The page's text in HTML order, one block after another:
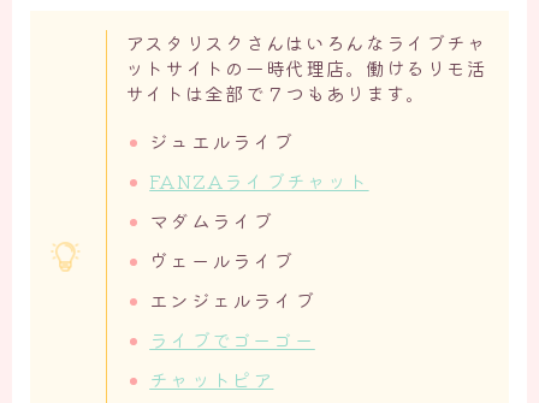
アスタリスクさんはいろんなライブチャ
ットサイトの一時代理店。働けるリモ活
サイトは全部で７つもあります。
ジュエルライブ
FANZAライブチャット
マダムライブ
ヴェールライブ
エンジェルライブ
ライブでゴーゴー
チャットピア